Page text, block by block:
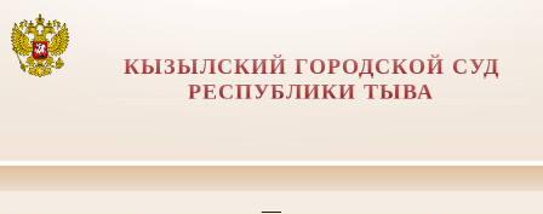
КЫЗЫЛСКИЙ ГОРОДСКОЙ СУД
РЕСПУБЛИКИ ТЫВА